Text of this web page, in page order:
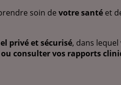
soin de votre santé et
privé et sécurisé, dans lequel
consulter vos rapports